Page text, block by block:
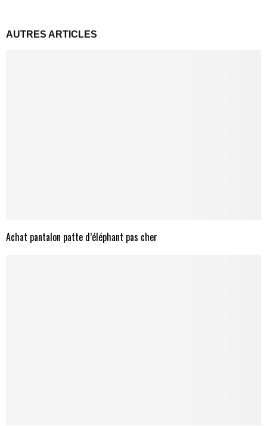
AUTRES ARTICLES
Achat pantalon patte d’éléphant pas cher